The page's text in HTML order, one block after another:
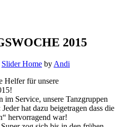
2015
Slider Home by Andi
für unsere
im Service, unsere Tanzgruppen
hat dazu beigetragen dass die
hervorragend war!